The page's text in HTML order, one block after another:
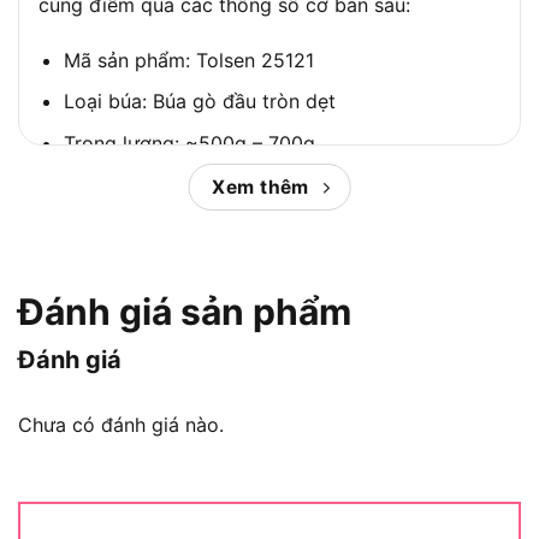
cùng điểm qua các thông số cơ bản sau:
Mã sản phẩm: Tolsen 25121
Loại búa: Búa gò đầu tròn dẹt
Trọng lượng: ~500g – 700g
Đầu búa: Thép rèn, xử lý nhiệt chống mài mòn
Đường kính đầu tròn: ~30mm
Đường kính đầu dẹt: ~25mm
25121 – Thiết kế cho sự tinh xảo và
Xem thêm
Đánh giá sản phẩm
Đánh giá
Chưa có đánh giá nào.